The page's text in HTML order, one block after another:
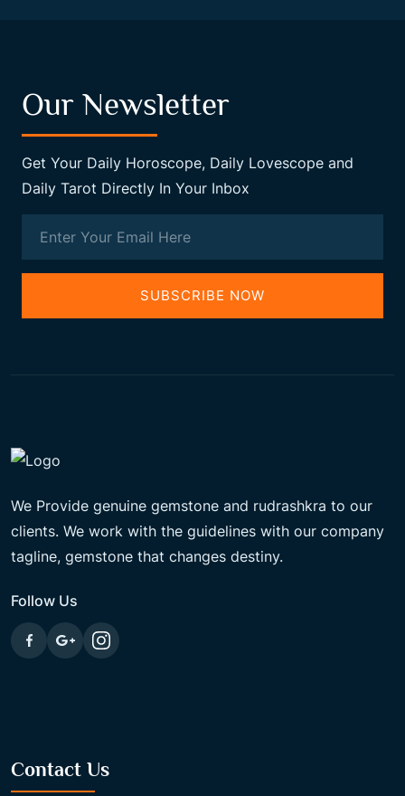
Our Newsletter
Get Your Daily Horoscope, Daily Lovescope and
Daily Tarot Directly In Your Inbox
SUBSCRIBE NOW
We Provide genuine gemstone and rudrashkra to our
clients. We work with the guidelines with our company
tagline, gemstone that changes destiny.
Follow Us
Contact Us